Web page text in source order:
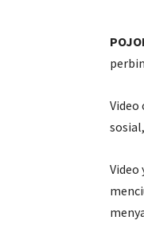
Video
Video